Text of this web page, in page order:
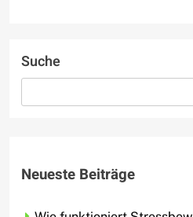
Suche
Neueste Beiträge